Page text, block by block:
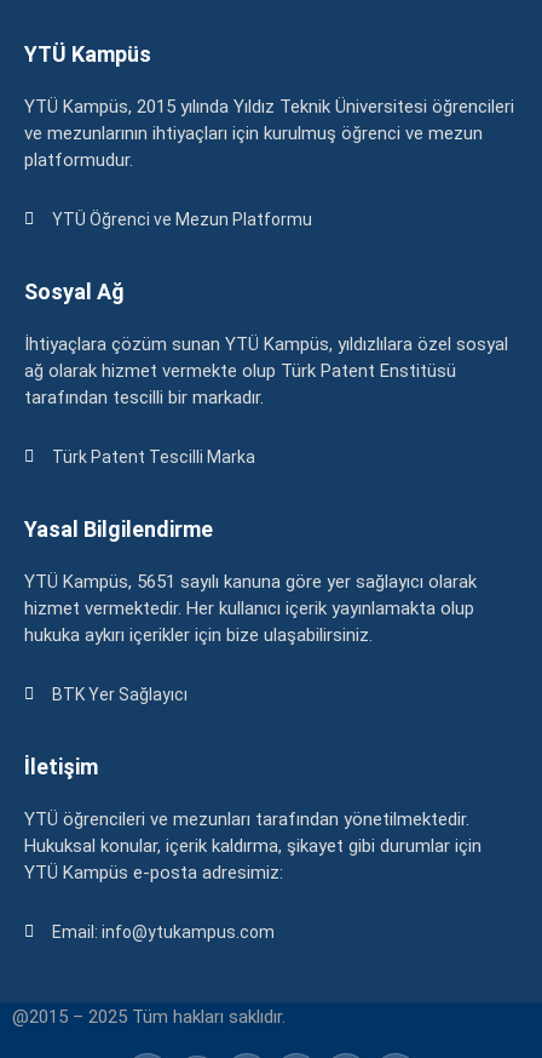
YTÜ Kampüs
YTÜ Kampüs, 2015 yılında Yıldız Teknik Üniversitesi öğrencileri
ve mezunlarının ihtiyaçları için kurulmuş öğrenci ve mezun
platformudur.
YTÜ Öğrenci ve Mezun Platformu
Sosyal Ağ
İhtiyaçlara çözüm sunan YTÜ Kampüs, yıldızlılara özel sosyal
ağ olarak hizmet vermekte olup Türk Patent Enstitüsü
tarafından tescilli bir markadır.
Türk Patent Tescilli Marka
Yasal Bilgilendirme
YTÜ Kampüs, 5651 sayılı kanuna göre yer sağlayıcı olarak
hizmet vermektedir. Her kullanıcı içerik yayınlamakta olup
hukuka aykırı içerikler için bize ulaşabilirsiniz.
BTK Yer Sağlayıcı
İletişim
YTÜ öğrencileri ve mezunları tarafından yönetilmektedir.
Hukuksal konular, içerik kaldırma, şikayet gibi durumlar için
YTÜ Kampüs e-posta adresimiz:
Email: info@ytukampus.com
@2015 – 2025 Tüm hakları saklıdır.